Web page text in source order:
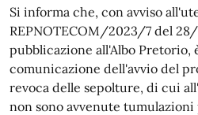
Si informa che, con avviso
REPNOTECOM/2023/7 del
pubblicazione all'Albo Pretorio,
comunicazione dell'avvio del
revoca delle sepolture, di cui
non sono avvenute